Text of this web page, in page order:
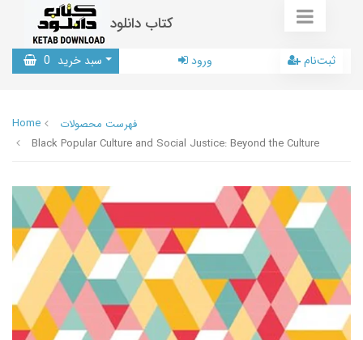
کتاب دانلود
سبد خرید 0 ورود ثبت‌نام
Home
فهرست محصولات
Black Popular Culture and Social Justice: Beyond the Culture